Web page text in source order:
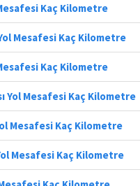
Kaç Kilometre
Mesafesi Kaç Kilometre
Kaç Kilometre
Yol Mesafesi Kaç Kilometre
Mesafesi Kaç Kilometre
Mesafesi Kaç Kilometre